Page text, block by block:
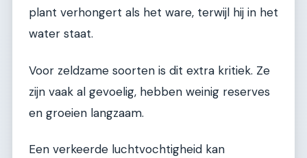
plant verhongert als het ware, terwijl hij in het
water staat.
Voor zeldzame soorten is dit extra kritiek. Ze
zijn vaak al gevoelig, hebben weinig reserves
en groeien langzaam.
Een verkeerde luchtvochtigheid kan